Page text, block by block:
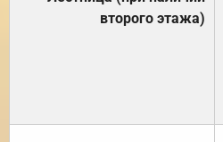
второго этажа)